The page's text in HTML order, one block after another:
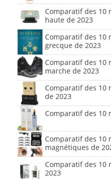
Comparatif des 10
haute de 2023
Comparatif des 10
grecque de 2023
Comparatif des 10
marche de 2023
Comparatif des 10
de 2023
Comparatif des 10
Comparatif des 10
magnétiques de
Comparatif des 10
2023